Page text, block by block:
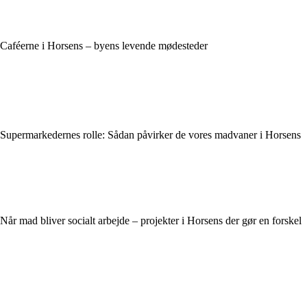
Caféerne i Horsens – byens levende mødesteder
Supermarkedernes rolle: Sådan påvirker de vores madvaner i Horsens
Når mad bliver socialt arbejde – projekter i Horsens der gør en forskel